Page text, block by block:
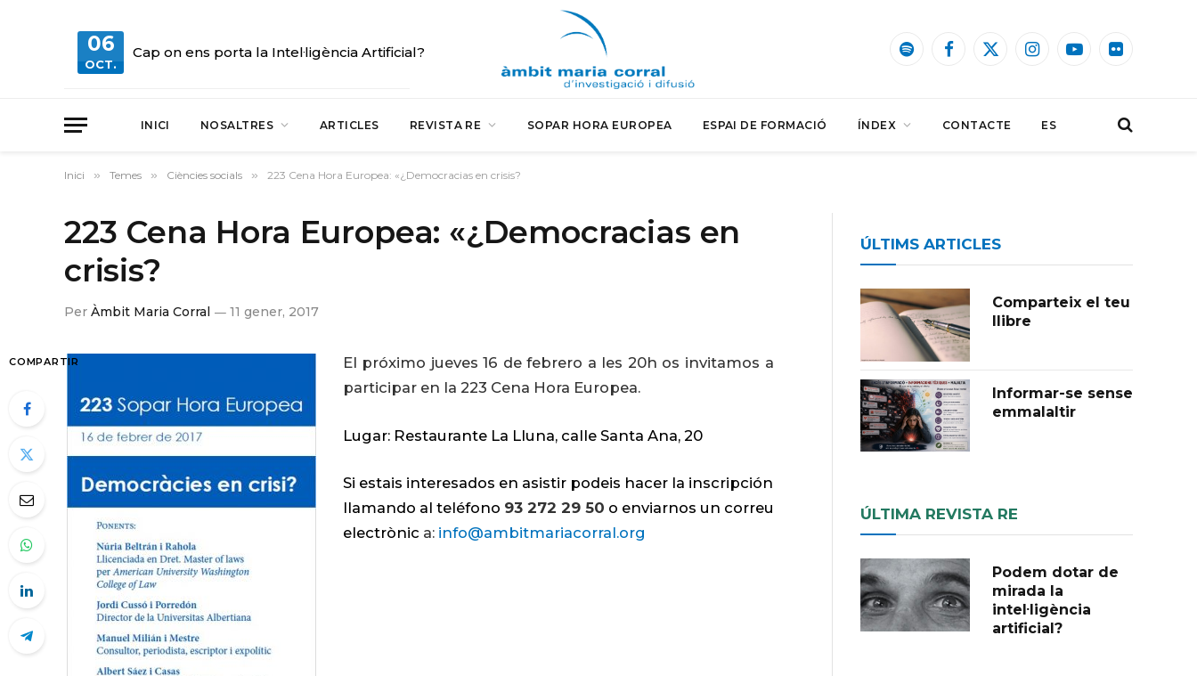
06
OCT.
Cap on ens porta la Intel·ligència Artificial? SpotifyFacebook
X
InstagramYouTubeFlickr
INICI NOSALTRES ARTICLES REVISTA RE SOPAR HORA EUROPEA ESPAI DE FORMACIÓ ÍNDEX CONTACTE ES
Inici » Temes » Ciències socials » 223 Cena Hora Europea: «¿Democracias en crisis?
223 Cena Hora Europea: «¿Democracias en
crisis?
Per Àmbit Maria Corral 11 gener, 2017
COMPARTIR
El próximo jueves 16 de febrero a les 20h os invitamos a
participar en la 223 Cena Hora Europea.
Lugar: Restaurante La Lluna, calle Santa Ana, 20
Si estais interesados en asistir podeis hacer la inscripción
llamando al teléfono 93 272 29 50 o enviarnos un correu
electrònic a: info@ambitmariacorral.org
ÚLTIMS ARTICLES
Comparteix el teu
llibre
Informar-se sense
emmalaltir
ÚLTIMA REVISTA RE
Podem dotar de
mirada la
intel·ligència
artificial?